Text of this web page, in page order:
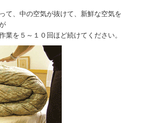
て、中の空気が抜けて、新鮮な空気を
業を５～１０回ほど続けてください。